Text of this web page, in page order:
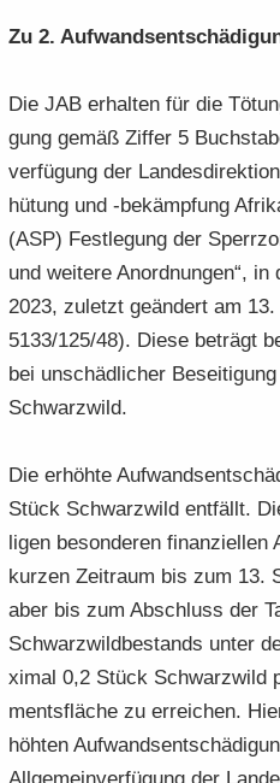
Zu 2.
Die JAB er­hal­ten für die
gung gemäß Zif­fer 5
ver­fü­gung der
hü­tung und -​bekämpfung
(ASP) Fest­le­gung der
und wei­te­re An­ord­nun­gen“,
2023, zu­letzt ge­än­dert am
5133/125/48). Diese be­trägt
bei un­schäd­li­cher
Schwarz­wild.
Die er­höh­te
Stück Schwarz­wild ent­fällt.
li­gen be­son­de­ren
kur­zen Zeit­raum bis zum 13.
aber bis zum Ab­schluss der
Schwarz­wild­be­stands unter
xi­mal 0,2 Stück Schwarz­wild
ments­flä­che zu er­rei­chen.
höh­ten